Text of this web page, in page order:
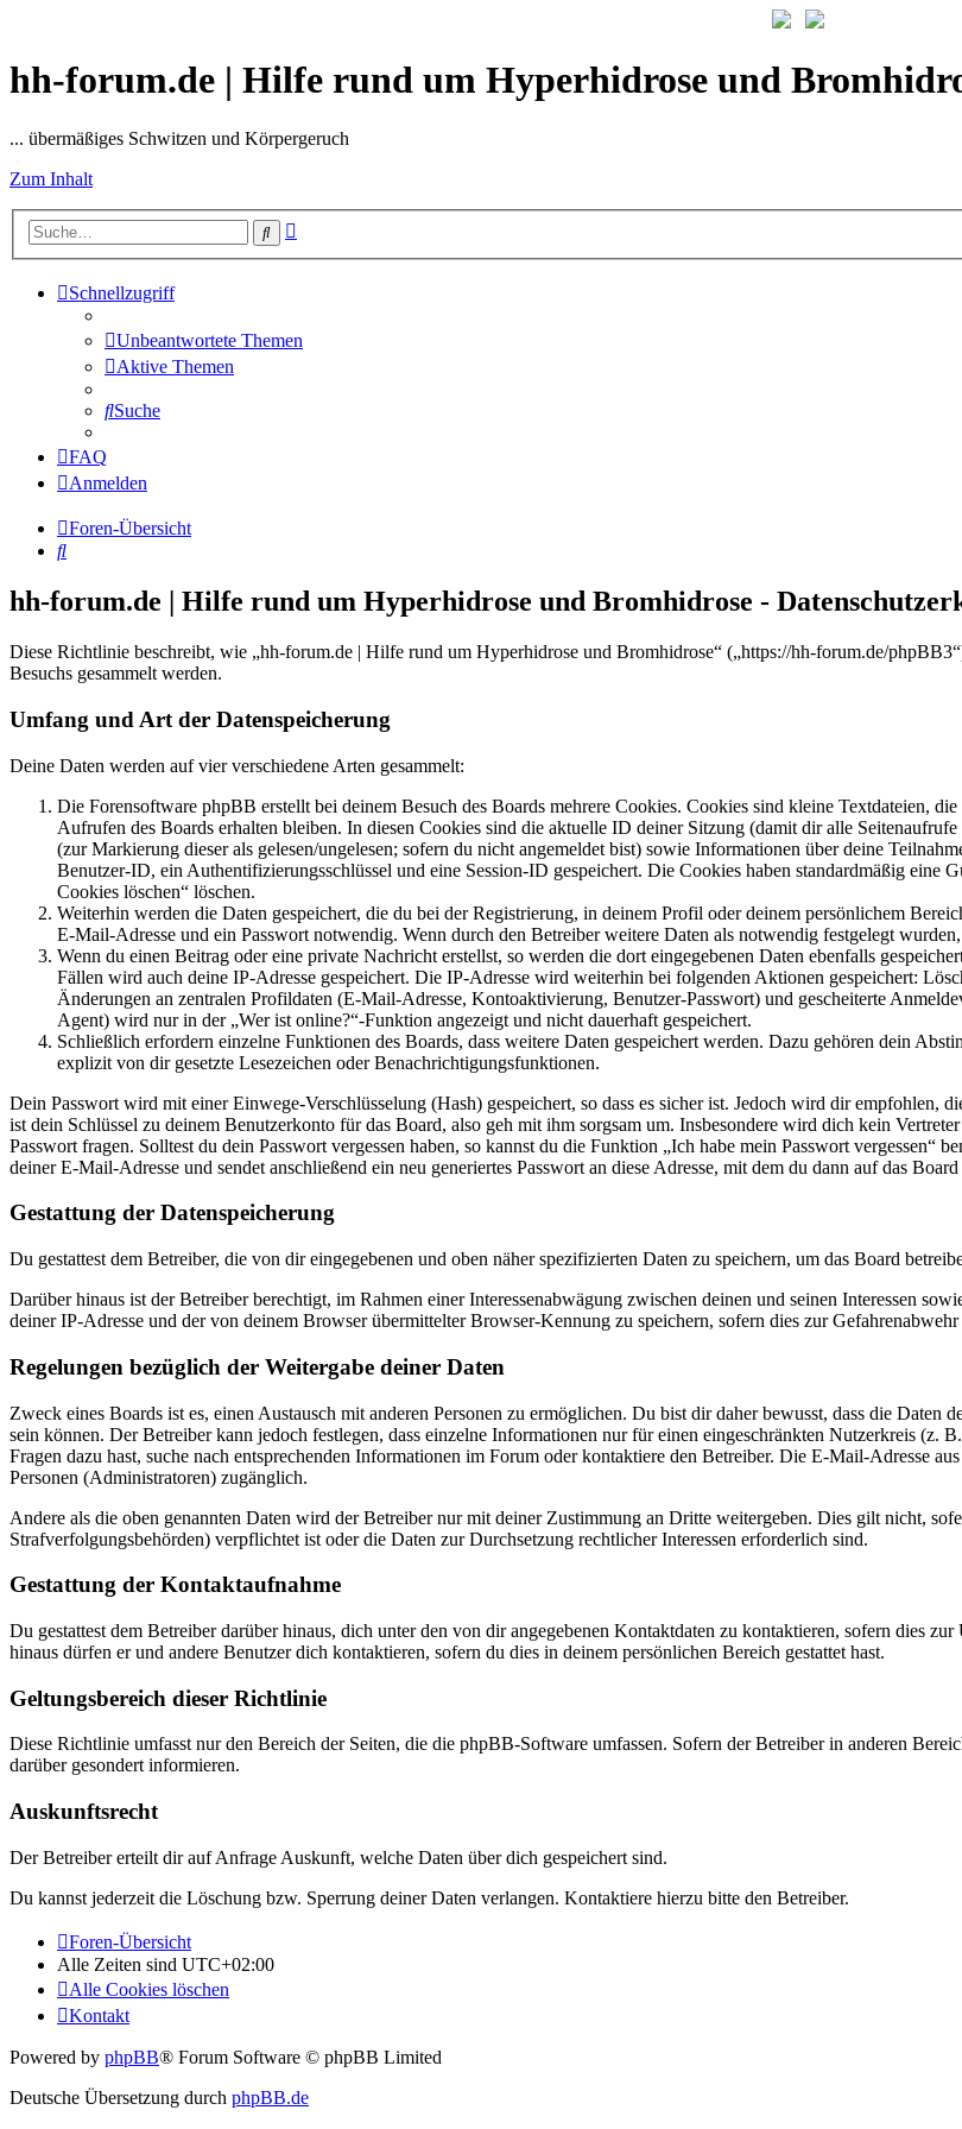
hh-forum.de | Hilfe rund um Hyperhidrose und
... übermäßiges Schwitzen und Körpergeruch
Zum Inhalt
Suche
Schnellzugriff
Unbeantwortete Themen
Aktive Themen
Suche
FAQ
Anmelden
Foren-Übersicht
Suche
hh-forum.de | Hilfe rund um Hyperhidrose und Bromhidrose -
Diese Richtlinie beschreibt, wie „hh-forum.de | Hilfe rund um Hyperhidrose und Bromhidrose“ („https://hh-forum.de/
Besuchs gesammelt werden.
Umfang und Art der Datenspeicherung
Deine Daten werden auf vier verschiedene Arten gesammelt:
Die Forensoftware phpBB erstellt bei deinem Besuch des Boards mehrere Cookies. Cookies sind kleine Textdateien,
Aufrufen des Boards erhalten bleiben. In diesen Cookies sind die aktuelle ID deiner Sitzung (damit dir alle
(zur Markierung dieser als gelesen/ungelesen; sofern du nicht angemeldet bist) sowie Informationen über deine
Benutzer-ID, ein Authentifizierungsschlüssel und eine Session-ID gespeichert. Die Cookies haben standardmäßig
Cookies löschen“ löschen.
Weiterhin werden die Daten gespeichert, die du bei der Registrierung, in deinem Profil oder deinem persönlichem
E-Mail-Adresse und ein Passwort notwendig. Wenn durch den Betreiber weitere Daten als notwendig festgelegt
Wenn du einen Beitrag oder eine private Nachricht erstellst, so werden die dort eingegebenen Daten ebenfalls
Fällen wird auch deine IP-Adresse gespeichert. Die IP-Adresse wird weiterhin bei folgenden Aktionen gespeichert:
Änderungen an zentralen Profildaten (E-Mail-Adresse, Kontoaktivierung, Benutzer-Passwort) und gescheiterte
Agent) wird nur in der „Wer ist online?“-Funktion angezeigt und nicht dauerhaft gespeichert.
Schließlich erfordern einzelne Funktionen des Boards, dass weitere Daten gespeichert werden. Dazu gehören dein
explizit von dir gesetzte Lesezeichen oder Benachrichtigungsfunktionen.
Dein Passwort wird mit einer Einwege-Verschlüsselung (Hash) gespeichert, so dass es sicher ist. Jedoch wird dir empfohlen,
ist dein Schlüssel zu deinem Benutzerkonto für das Board, also geh mit ihm sorgsam um. Insbesondere wird dich kein
Passwort fragen. Solltest du dein Passwort vergessen haben, so kannst du die Funktion „Ich habe mein Passwort
deiner E-Mail-Adresse und sendet anschließend ein neu generiertes Passwort an diese Adresse, mit dem du dann auf das
Gestattung der Datenspeicherung
Du gestattest dem Betreiber, die von dir eingegebenen und oben näher spezifizierten Daten zu speichern, um das Board
Darüber hinaus ist der Betreiber berechtigt, im Rahmen einer Interessenabwägung zwischen deinen und seinen Interessen
deiner IP-Adresse und der von deinem Browser übermittelter Browser-Kennung zu speichern, sofern dies zur
Regelungen bezüglich der Weitergabe deiner Daten
Zweck eines Boards ist es, einen Austausch mit anderen Personen zu ermöglichen. Du bist dir daher bewusst, dass die
sein können. Der Betreiber kann jedoch festlegen, dass einzelne Informationen nur für einen eingeschränkten Nutzerkreis (z.
Fragen dazu hast, suche nach entsprechenden Informationen im Forum oder kontaktiere den Betreiber. Die E-Mail-Adresse
Personen (Administratoren) zugänglich.
Andere als die oben genannten Daten wird der Betreiber nur mit deiner Zustimmung an Dritte weitergeben. Dies gilt nicht,
Strafverfolgungsbehörden) verpflichtet ist oder die Daten zur Durchsetzung rechtlicher Interessen erforderlich sind.
Gestattung der Kontaktaufnahme
Du gestattest dem Betreiber darüber hinaus, dich unter den von dir angegebenen Kontaktdaten zu kontaktieren, sofern dies
hinaus dürfen er und andere Benutzer dich kontaktieren, sofern du dies in deinem persönlichen Bereich gestattet hast.
Geltungsbereich dieser Richtlinie
Diese Richtlinie umfasst nur den Bereich der Seiten, die die phpBB-Software umfassen. Sofern der Betreiber in anderen
darüber gesondert informieren.
Auskunftsrecht
Der Betreiber erteilt dir auf Anfrage Auskunft, welche Daten über dich gespeichert sind.
Du kannst jederzeit die Löschung bzw. Sperrung deiner Daten verlangen. Kontaktiere hierzu bitte den Betreiber.
Foren-Übersicht
Alle Zeiten sind UTC+02:00
Alle Cookies löschen
Kontakt
Powered by phpBB® Forum Software © phpBB Limited
Deutsche Übersetzung durch phpBB.de